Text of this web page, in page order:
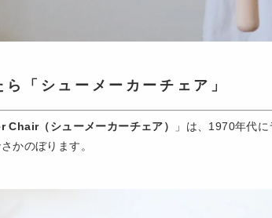
「シューメーカーチェア」
Chair（シューメーカーチェア）
」は、1970年代
かのぼります。